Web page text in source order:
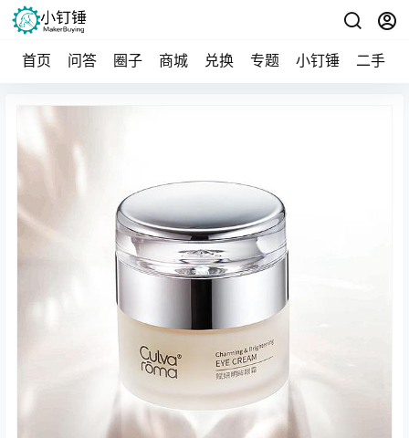
首页 问答 圈子 商城 兑换 专题 小钉锤 二手